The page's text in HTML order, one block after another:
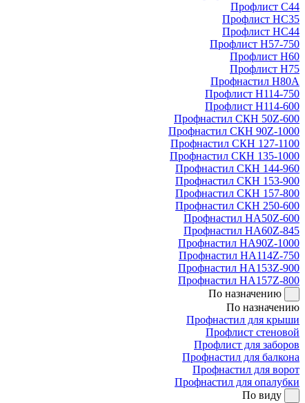
Профлист С44
Профлист НС35
Профлист НС44
Профлист Н57-750
Профлист Н60
Профлист Н75
Профнастил Н80А
Профлист Н114-750
Профлист Н114-600
Профнастил СКН 50Z-600
Профнастил СКН 90Z-1000
Профнастил СКН 127-1100
Профнастил СКН 135-1000
Профнастил СКН 144-960
Профнастил СКН 153-900
Профнастил СКН 157-800
Профнастил СКН 250-600
Профнастил НА50Z-600
Профнастил НА60Z-845
Профнастил НА90Z-1000
Профнастил НА114Z-750
Профнастил НА153Z-900
Профнастил НА157Z-800
По назначению
По назначению
Профнастил для крыши
Профлист стеновой
Профлист для заборов
Профнастил для балкона
Профнастил для ворот
Профнастил для опалубки
По виду